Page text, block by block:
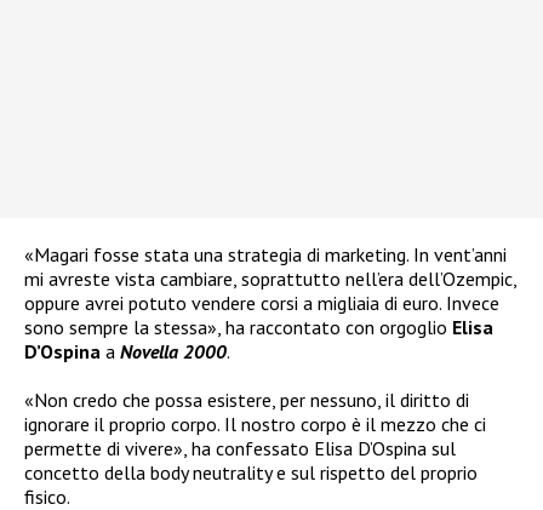
«Magari fosse stata una strategia di marketing. In vent’anni
mi avreste vista cambiare, soprattutto nell’era dell’Ozempic,
oppure avrei potuto vendere corsi a migliaia di euro. Invece
sono sempre la stessa», ha raccontato con orgoglio Elisa
D’Ospina a Novella 2000.
«Non credo che possa esistere, per nessuno, il diritto di
ignorare il proprio corpo. Il nostro corpo è il mezzo che ci
permette di vivere», ha confessato Elisa D’Ospina sul
concetto della body neutrality e sul rispetto del proprio
fisico.